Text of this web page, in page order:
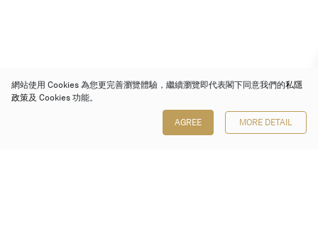
網站使用 Cookies 為您更完善瀏覽體驗，繼續瀏覽即代表閣下同意我們的私隱
政策及 Cookies 功能。
AGREE MORE DETAIL